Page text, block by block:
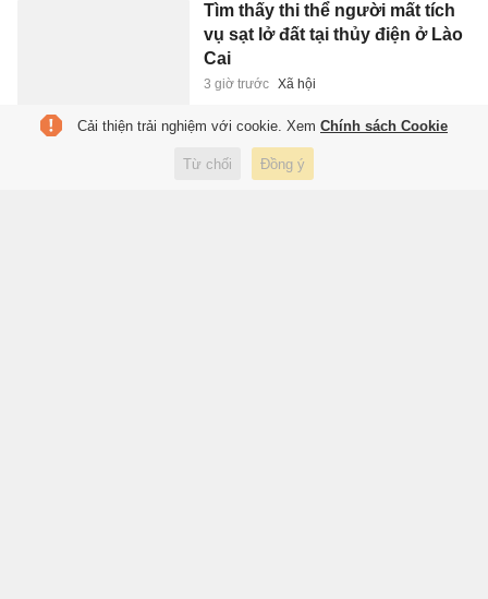
Tìm thấy thi thể người mất tích
vụ sạt lở đất tại thủy điện ở Lào
Cai
3 giờ trước Xã hội
Khởi tố vụ án xe tải vượt ẩu
khiến một phụ nữ tử vong
Cải thiện trải nghiệm với cookie. Xem Chính sách Cookie
Từ chối Đồng ý